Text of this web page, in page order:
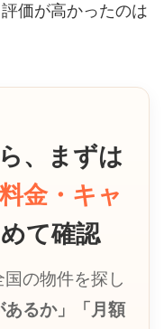
価が高かったのは
、まずは
金・キャ
て確認
の物件を探し
あるか」「月額